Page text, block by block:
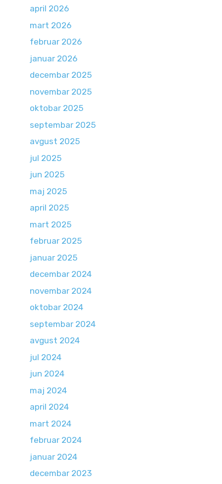
april 2026
mart 2026
februar 2026
januar 2026
decembar 2025
novembar 2025
oktobar 2025
septembar 2025
avgust 2025
jul 2025
jun 2025
maj 2025
april 2025
mart 2025
februar 2025
januar 2025
decembar 2024
novembar 2024
oktobar 2024
septembar 2024
avgust 2024
jul 2024
jun 2024
maj 2024
april 2024
mart 2024
februar 2024
januar 2024
decembar 2023